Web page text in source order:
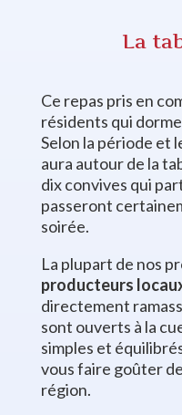
La
Ce repas pris en
résidents qui
Selon la période et
aura autour de la
dix convives qui
passeront
soirée.
La plupart de nos
producteurs
directement
sont ouverts à la
simples et
vous faire goûter
région.